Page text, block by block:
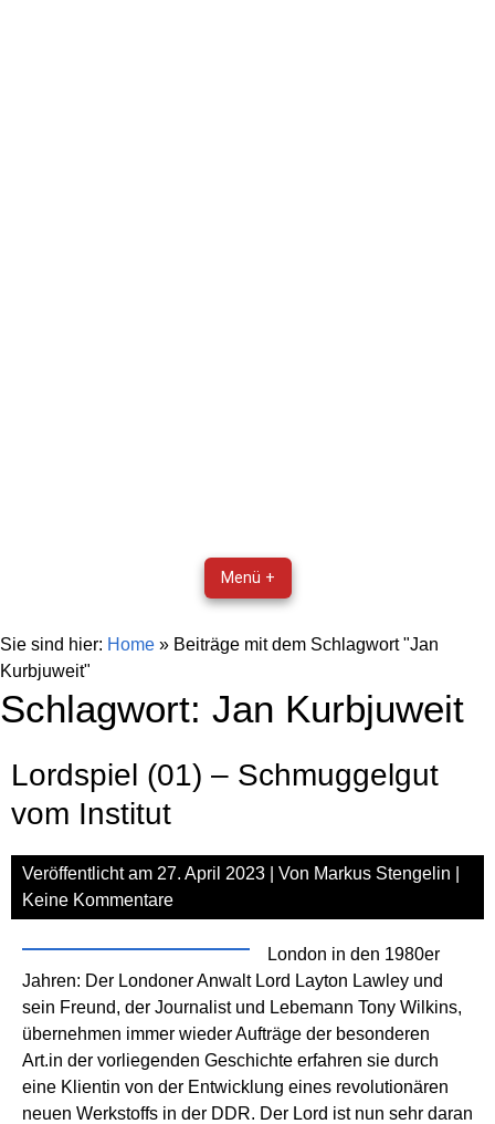
Menü +
Sie sind hier: Home » Beiträge mit dem Schlagwort "Jan
Kurbjuweit"
Schlagwort: Jan Kurbjuweit
Lordspiel (01) – Schmuggelgut
vom Institut
Veröffentlicht am 27. April 2023 | Von Markus Stengelin
Keine Kommentare
London in den 1980er
Jahren: Der Londoner Anwalt Lord Layton Lawley und
sein Freund, der Journalist und Lebemann Tony Wilkins,
übernehmen immer wieder Aufträge der besonderen
Art.in der vorliegenden Geschichte erfahren sie durch
eine Klientin von der Entwicklung eines revolutionären
neuen Werkstoffs in der DDR. Der Lord ist nun sehr daran